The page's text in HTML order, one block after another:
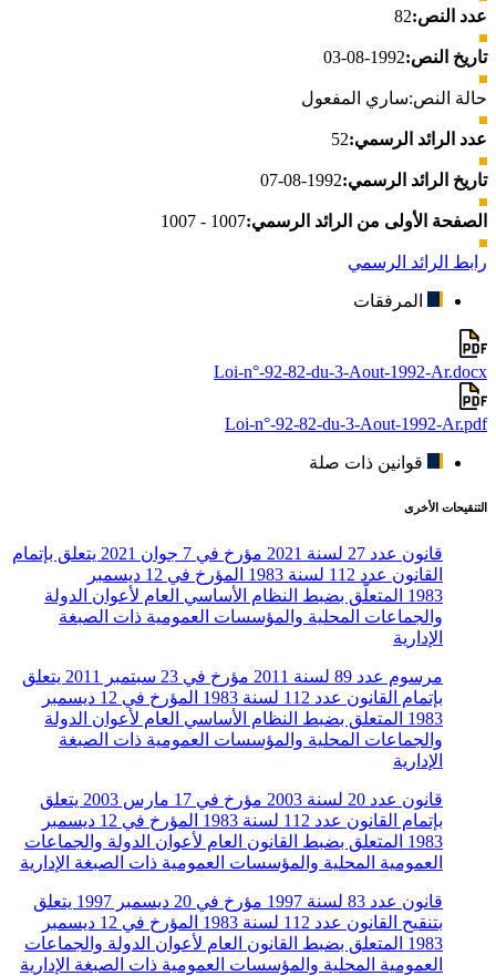
عدد النص:82
تاريخ النص:1992-08-03
حالة النص:ساري المفعول
عدد الرائد الرسمي:52
تاريخ الرائد الرسمي:1992-08-07
الصفحة الأولى من الرائد الرسمي:1007 - 1007
رابط الرائد الرسمي
المرفقات
Loi-n°-92-82-du-3-Aout-1992-Ar.docx
Loi-n°-92-82-du-3-Aout-1992-Ar.pdf
قوانين ذات صلة
التنقيحات الأخرى
قانون عدد 27 لسنة 2021 مؤرخ في 7 جوان 2021 يتعلق بإتمام
القانون عدد 112 لسنة 1983 المؤرخ في 12 ديسمبر
1983 المتعلّق بضبط النظام الأساسي العام لأعوان الدولة
والجماعات المحلية والمؤسسات العمومية ذات الصبغة
الإدارية
مرسوم عدد 89 لسنة 2011 مؤرخ في 23 سبتمبر 2011 يتعلق
بإتمام القانون عدد 112 لسنة 1983 المؤرخ في 12 ديسمبر
1983 المتعلق بضبط النظام الأساسي العام لأعوان الدولة
والجماعات المحلية والمؤسسات العمومية ذات الصبغة
الإدارية
قانون عدد 20 لسنة 2003 مؤرخ في 17 مارس 2003 يتعلق
بإتمام القانون عدد 112 لسنة 1983 المؤرخ في 12 ديسمبر
1983 المتعلق بضبط القانون العام لأعوان الدولة والجماعات
العمومية المحلية والمؤسسات العمومية ذات الصبغة الإدارية
قانون عدد 83 لسنة 1997 مؤرخ في 20 ديسمبر 1997 يتعلق
بتنقيح القانون عدد 112 لسنة 1983 المؤرخ في 12 ديسمبر
1983 المتعلق بضبط القانون العام لأعوان الدولة والجماعات
العمومية المحلية والمؤسسات العمومية ذات الصبغة الإدارية